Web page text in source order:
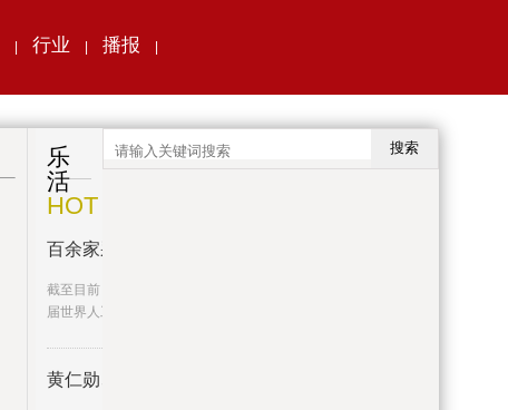
行业 播报
搜索
乐
活
HOT
百余家采购代表团确认参与人工智
截至目前，已有100余家采购代表团确认参与本
届世界人工智能大会。今年
黄仁勋、苏姿丰真是亲戚！苏妈还